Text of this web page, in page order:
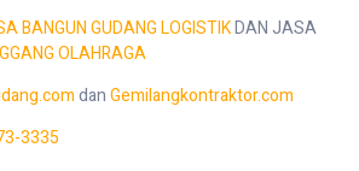
BANGUN GUDANG LOGISTIKDAN JASA
OLAHRAGA
danGemilangkontraktor.com
3335